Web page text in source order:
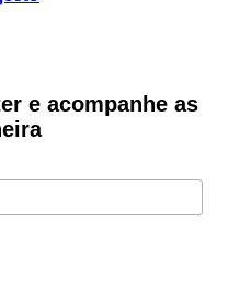
e acompanhe as